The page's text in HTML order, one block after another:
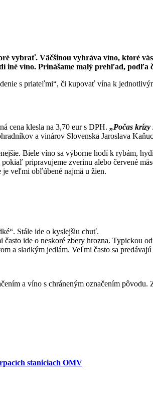
vybrať. Väčšinou vyhráva víno, ktoré
iné víno. Prinášame malý prehľad, podľa
s priateľmi“, či kupovať vína k
cena klesla na 3,70 eur s DPH. „Počas krízy
a vinárov Slovenska Jaroslava
Biele víno sa výborne hodí k rybám,
pripravujeme zverinu alebo červené
veľmi obľúbené najmä u žien.
Stále ide o kyslejšiu chuť.
ide o neskoré zbery hrozna. Typickou
a sladkým jedlám. Veľmi často sa
a víno s chráneným označením pôvodu.
staniciach OMV